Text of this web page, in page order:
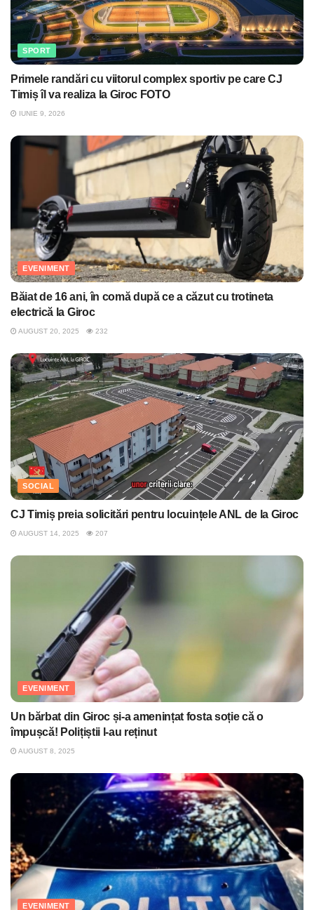
SPORT
Primele randări cu viitorul complex sportiv pe care CJ
Timiș îl va realiza la Giroc FOTO
IUNIE 9, 2026
EVENIMENT
Băiat de 16 ani, în comă după ce a căzut cu trotineta
electrică la Giroc
AUGUST 20, 2025 232
SOCIAL
CJ Timiș preia solicitări pentru locuințele ANL de la Giroc
AUGUST 14, 2025 207
EVENIMENT
Un bărbat din Giroc și-a amenințat fosta soție că o
împușcă! Polițiștii l-au reținut
AUGUST 8, 2025
EVENIMENT